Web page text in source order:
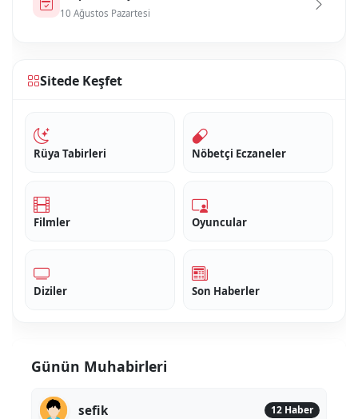
10 Ağustos Pazartesi
Sitede Keşfet
Rüya Tabirleri Nöbetçi Eczaneler
Filmler Oyuncular
Diziler Son Haberler
Günün Muhabirleri
sefik 12 Haber